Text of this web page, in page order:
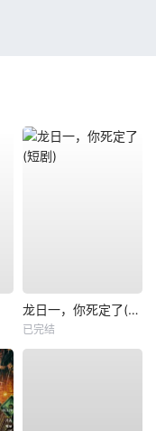
龙日一，你死定了(短剧)
已完结